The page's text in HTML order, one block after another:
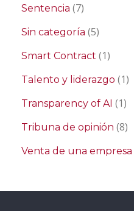
Sentencia (7)
Sin categoría (5)
Smart Contract (1)
Talento y liderazgo (1)
Transparency of AI (1)
Tribuna de opinión (8)
Venta de una empresa